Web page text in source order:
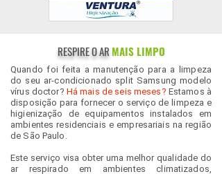
RESPIRE O ARMAIS LIMPO
Quando foi feita a manutenção para a limpeza
do seu ar-condicionado split Samsung modelo
vírus doctor? Há mais de seis meses? Estamos à
disposição para fornecer o serviço de limpeza e
higienização de equipamentos instalados em
ambientes residenciais e empresariais na região
de São Paulo.
Este serviço visa obter uma melhor qualidade do
ar respirado em ambientes climatizados,